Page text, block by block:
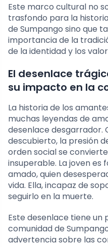
Este marco cultural no
trasfondo para la
de Sumpango sino que
importancia de la
de la identidad y los
El desenlace
su impacto en la
La historia de los
muchas leyendas de
desenlace desgarrador.
descubierto, la presión
orden social se
insuperable. La joven es
amado, quien
vida. Ella, incapaz de
seguirlo en la muerte.
Este desenlace tiene
comunidad de
advertencia sobre las